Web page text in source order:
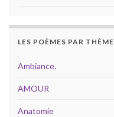
LES POÈMES PAR THÈME
Ambiance.
AMOUR
Anatomie